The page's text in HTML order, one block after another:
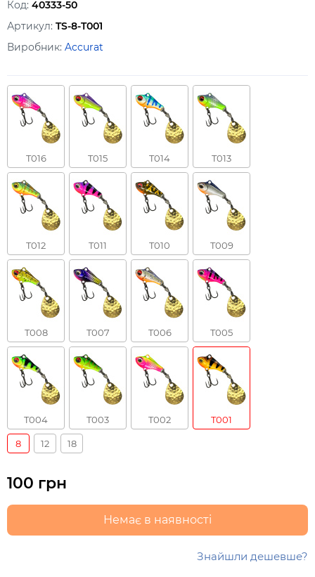
Код: 40333-50
Артикул: TS-8-T001
Виробник: Accurat
T016 T015 T014 T013
T012 T011 T010 T009
T008 T007 T006 T005
T004 T003 T002 T001
8 12 18
100 грн
Немає в наявності
Знайшли дешевше?